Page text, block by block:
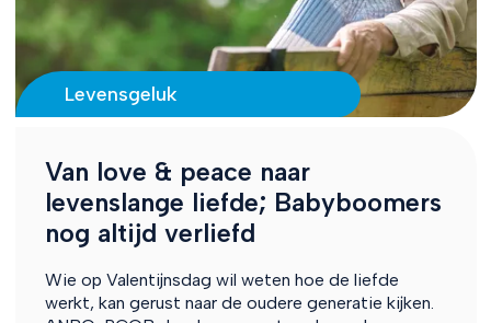
Levensgeluk
Van love & peace naar
levenslange liefde; Babyboomers
nog altijd verliefd
Wie op Valentijnsdag wil weten hoe de liefde
werkt, kan gerust naar de oudere generatie kijken.